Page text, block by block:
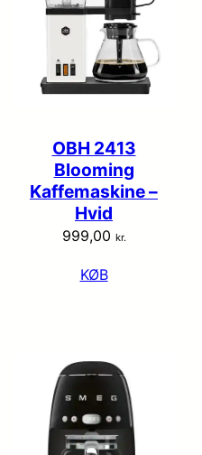
OBH 2413
Blooming
Kaffemaskine –
Hvid
999,00 kr.
KØB